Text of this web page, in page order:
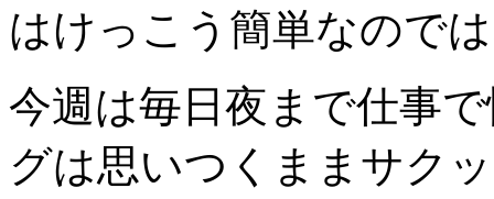
はけっこう簡単なので
今週は毎日夜まで仕事
グは思いつくままサク